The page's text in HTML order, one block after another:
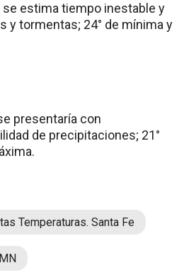
se estima tiempo inestable y
y tormentas; 24° de mínima y
presentaría con
de precipitaciones; 21°
Temperaturas. Santa Fe